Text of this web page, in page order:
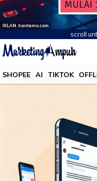
IKLAN. hantamo.com
scroll
SHOPEE AI TIKTOK